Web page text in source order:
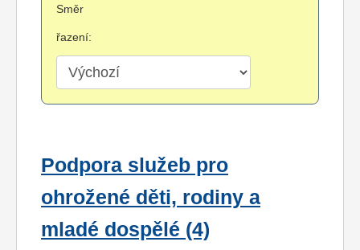
Směr
řazení:
Podpora služeb pro
ohrožené děti, rodiny a
mladé dospělé (4)